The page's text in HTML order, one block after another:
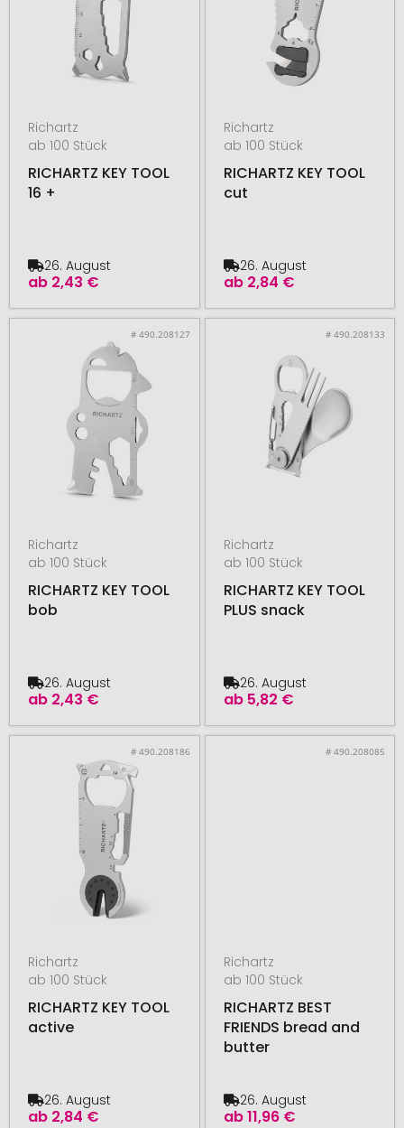
Richartz
ab 100 Stück
RICHARTZ KEY TOOL
16 +
ab 2,43 €
26. August
Richartz
ab 100 Stück
RICHARTZ KEY TOOL
cut
ab 2,84 €
26. August
# 490.208127
Richartz
ab 100 Stück
RICHARTZ KEY TOOL
bob
ab 2,43 €
26. August
# 490.208133
Richartz
ab 100 Stück
RICHARTZ KEY TOOL
PLUS snack
ab 5,82 €
26. August
# 490.208186
Richartz
ab 100 Stück
RICHARTZ KEY TOOL
active
ab 2,84 €
26. August
# 490.208085
Richartz
ab 100 Stück
RICHARTZ BEST
FRIENDS bread and
butter
ab11,96 €
26. August